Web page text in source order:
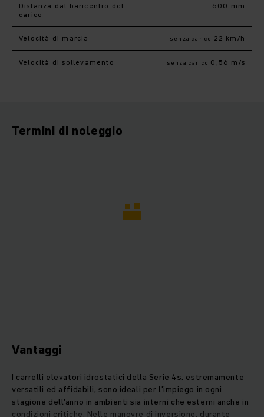
Distanza dal baricentro del
carico
600 mm
Velocità di marcia senza carico 22 km/h
Velocità di sollevamento senza carico 0,56 m/s
Termini di noleggio
Vantaggi
I carrelli elevatori idrostatici della Serie 4s, estremamente
versatili ed affidabili, sono ideali per l'impiego in ogni
stagione dell'anno in ambienti sia interni che esterni anche in
condizioni critiche. Nelle manovre di inversione, durante